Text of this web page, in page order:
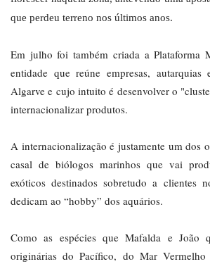
que perdeu terreno nos últimos anos.
Em julho foi também criada a Plataforma
entidade que reúne empresas,
Algarve e cujo intuito é desenvolver o
internacionalizar produtos.
A internacionalização é justamente um dos
casal de biólogos marinhos que vai
exóticos destinados sobretudo a clientes
dedicam ao “hobby” dos aquários.
Como as espécies que Mafalda e João
originárias do Pacífico, do Mar Vermelho